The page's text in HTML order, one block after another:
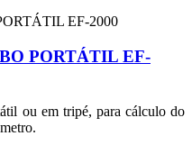
PORTÁTIL EF-
ou em tripé, para cálculo do